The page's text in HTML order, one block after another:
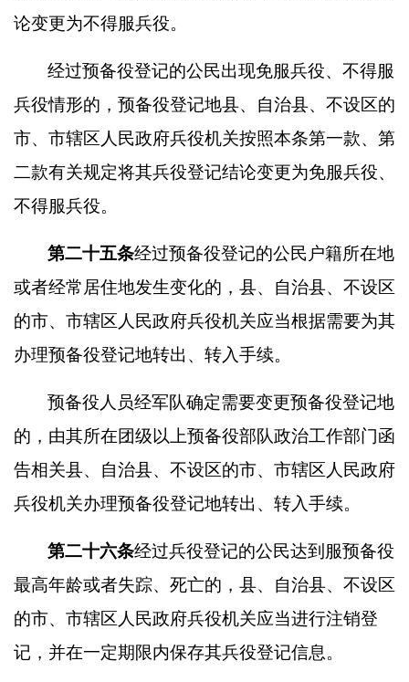
论变更为不得服兵役。
经过预备役登记的公民出现免服兵役、不得服
兵役情形的，预备役登记地县、自治县、不设区的
市、市辖区人民政府兵役机关按照本条第一款、第
二款有关规定将其兵役登记结论变更为免服兵役、
不得服兵役。
第二十五条经过预备役登记的公民户籍所在地
或者经常居住地发生变化的，县、自治县、不设区
的市、市辖区人民政府兵役机关应当根据需要为其
办理预备役登记地转出、转入手续。
预备役人员经军队确定需要变更预备役登记地
的，由其所在团级以上预备役部队政治工作部门函
告相关县、自治县、不设区的市、市辖区人民政府
兵役机关办理预备役登记地转出、转入手续。
第二十六条经过兵役登记的公民达到服预备役
最高年龄或者失踪、死亡的，县、自治县、不设区
的市、市辖区人民政府兵役机关应当进行注销登
记，并在一定期限内保存其兵役登记信息。